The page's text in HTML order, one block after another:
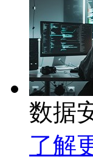
数据
了解